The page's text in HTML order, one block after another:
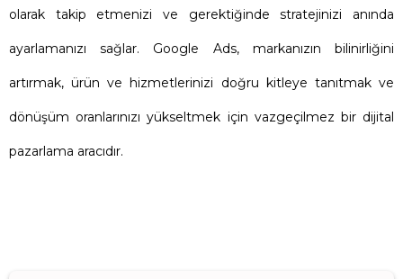
olarak takip etmenizi ve gerektiğinde stratejinizi anında
ayarlamanızı sağlar. Google Ads, markanızın bilinirliğini
artırmak, ürün ve hizmetlerinizi doğru kitleye tanıtmak ve
dönüşüm oranlarınızı yükseltmek için vazgeçilmez bir dijital
pazarlama aracıdır.